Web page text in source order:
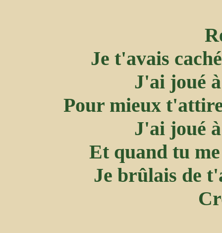
Je t'avais
J'ai joué
Pour mieux
J'ai joué
Et quand tu
Je brûlais de